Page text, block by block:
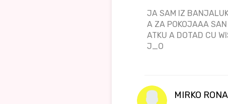
JA SAM IZ
A ZA POKOJAAA SAN
ATKU A DOTAD CU
J_O
MIRKO